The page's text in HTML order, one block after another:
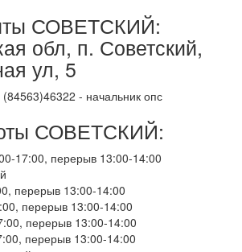
СОВЕТСКИЙ:
обл, п. Советский,
ул, 5
- начальник опс
СОВЕТСКИЙ:
17:00, перерыв 13:00-14:00
перерыв 13:00-14:00
перерыв 13:00-14:00
перерыв 13:00-14:00
перерыв 13:00-14:00